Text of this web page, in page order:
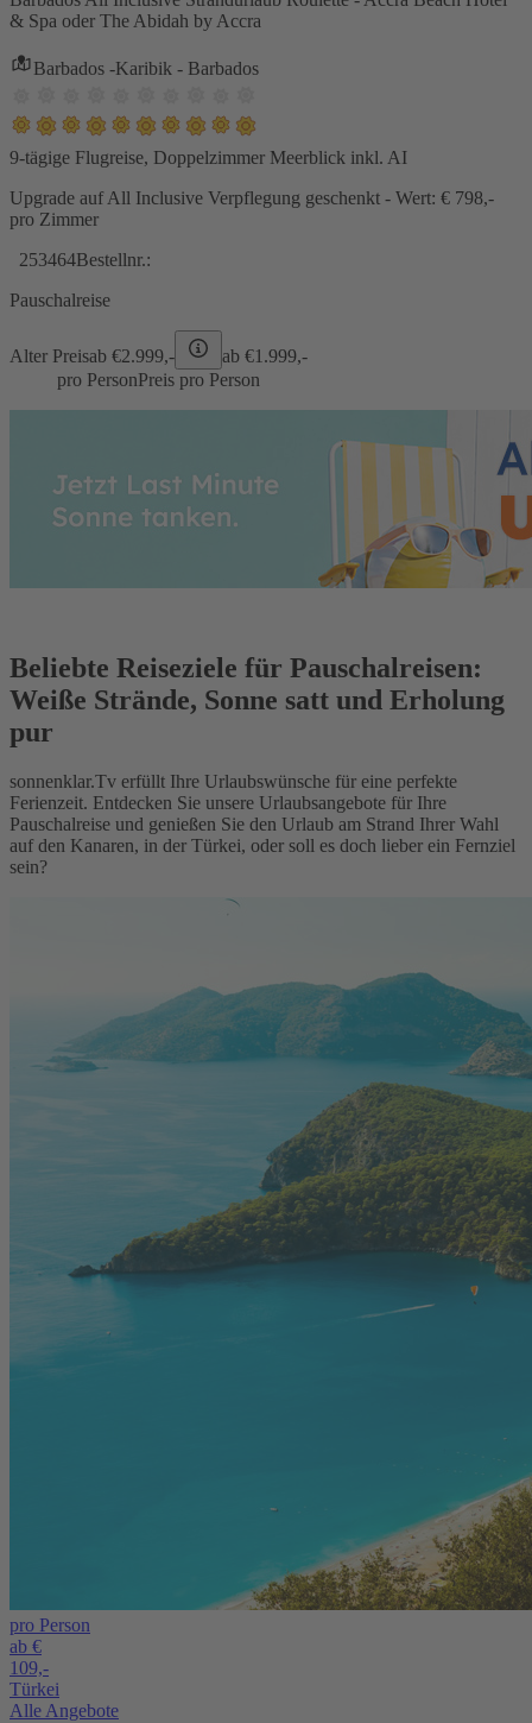
& Spa oder The Abidah by Accra
Barbados -Karibik - Barbados
9-tägige Flugreise, Doppelzimmer Meerblick inkl. AI
Upgrade auf All Inclusive Verpflegung geschenkt - Wert: € 798,-
pro Zimmer
253464Bestellnr.:
Pauschalreise
Alter Preisab €2.999,- ab €1.999,-
pro PersonPreis pro Person
Beliebte Reiseziele für Pauschalreisen:
Weiße Strände, Sonne satt und Erholung
pur
sonnenklar.Tv erfüllt Ihre Urlaubswünsche für eine perfekte
Ferienzeit. Entdecken Sie unsere Urlaubsangebote für Ihre
Pauschalreise und genießen Sie den Urlaub am Strand Ihrer Wahl
auf den Kanaren, in der Türkei, oder soll es doch lieber ein Fernziel
sein?
pro Person
ab €
109,-
Türkei
Alle Angebote